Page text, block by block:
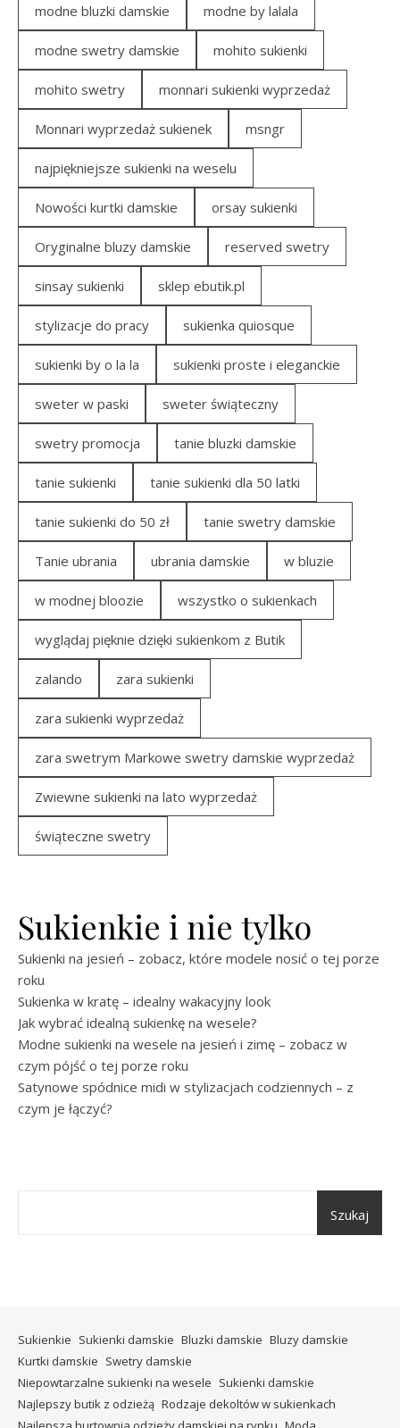
modne bluzki damskie modne by lalala
modne swetry damskie mohito sukienki
mohito swetry monnari sukienki wyprzedaż
Monnari wyprzedaż sukienek msngr
najpiękniejsze sukienki na weselu
Nowości kurtki damskie orsay sukienki
Oryginalne bluzy damskie reserved swetry
sinsay sukienki sklep ebutik.pl
stylizacje do pracy sukienka quiosque
sukienki by o la la sukienki proste i eleganckie
sweter w paski sweter świąteczny
swetry promocja tanie bluzki damskie
tanie sukienki tanie sukienki dla 50 latki
tanie sukienki do 50 zł tanie swetry damskie
Tanie ubrania ubrania damskie w bluzie
w modnej bloozie wszystko o sukienkach
wyglądaj pięknie dzięki sukienkom z Butik
zalando zara sukienki
zara sukienki wyprzedaż
zara swetrym Markowe swetry damskie wyprzedaż
Zwiewne sukienki na lato wyprzedaż
świąteczne swetry
Sukienkie i nie tylko
Sukienki na jesień – zobacz, które modele nosić o tej porze
roku
Sukienka w kratę – idealny wakacyjny look
Jak wybrać idealną sukienkę na wesele?
Modne sukienki na wesele na jesień i zimę – zobacz w
czym pójść o tej porze roku
Satynowe spódnice midi w stylizacjach codziennych – z
czym je łączyć?
Szukaj
Sukienkie Sukienki damskie Bluzki damskie Bluzy damskie
Kurtki damskie Swetry damskie
Niepowtarzalne sukienki na wesele Sukienki damskie
Najlepszy butik z odzieżą Rodzaje dekoltów w sukienkach